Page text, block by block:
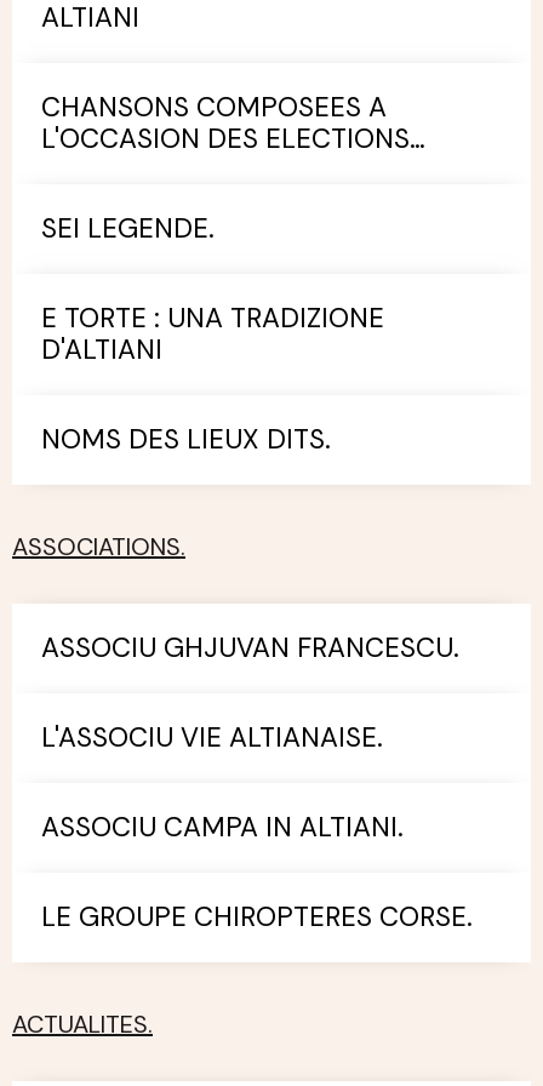
ALTIANI
CHANSONS COMPOSEES A
L'OCCASION DES ELECTIONS
SEI LEGENDE.
E TORTE : UNA TRADIZIONE
D'ALTIANI
NOMS DES LIEUX DITS.
ASSOCIATIONS.
ASSOCIU GHJUVAN FRANCESCU.
L'ASSOCIU VIE ALTIANAISE.
ASSOCIU CAMPA IN ALTIANI.
LE GROUPE CHIROPTERES CORSE.
ACTUALITES.